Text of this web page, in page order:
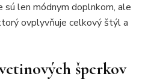
sú len módnym doplnkom, ale
ovplyvňuje celkový štýl a
šperkov